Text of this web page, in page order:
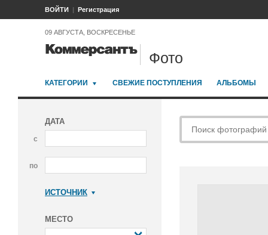
ВОЙТИ Регистрация
09 АВГУСТА, ВОСКРЕСЕНЬЕ
Фото
КАТЕГОРИИ СВЕЖИЕ ПОСТУПЛЕНИЯ АЛЬБОМЫ
ДАТА
с
по
ИСТОЧНИК
МЕСТО